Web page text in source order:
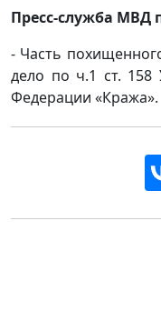
Пресс-служба МВД
- Часть
дело по ч.1 ст. 158
Федерации «Кража».